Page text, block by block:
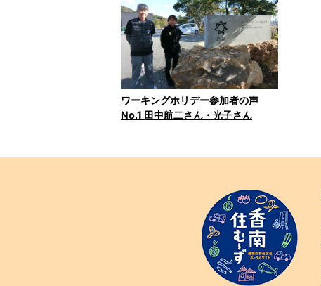
ワーキングホリデー参加者の声
No.1 田中航二さん・光子さん